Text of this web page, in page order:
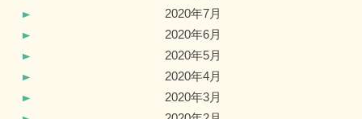
2020年7月
2020年6月
2020年5月
2020年4月
2020年3月